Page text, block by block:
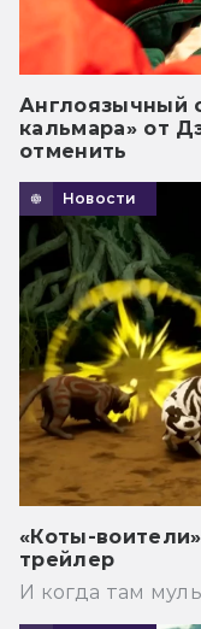
Англоязычный
кальмара» от
отменить
Новости
«Коты-
трейлер
И когда там